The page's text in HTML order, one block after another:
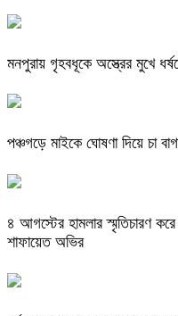
মনপুরায় গৃহবধূকে অস্ত্রের মুখে
পঞ্চগড়ে মাইকে ঘোষণা দিয়ে চা
৪ আগস্টের হামলার স্মৃতিচারণ
শাফায়েত অভির